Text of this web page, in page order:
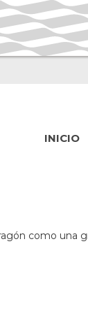
INICIO
como una